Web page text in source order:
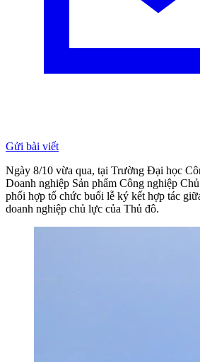
Gửi bài viết
Ngày 8/10 vừa qua, tại Trường Đại học
Doanh nghiệp Sản phẩm Công nghiệp
phối hợp tổ chức buổi lễ ký kết hợp tác
doanh nghiệp chủ lực của Thủ đô.